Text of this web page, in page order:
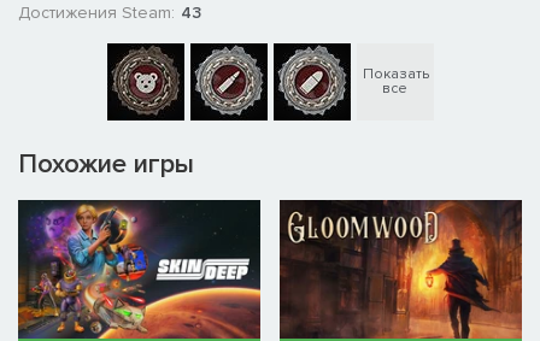
Достижения Steam: 43
Показать
все
Похожие игры